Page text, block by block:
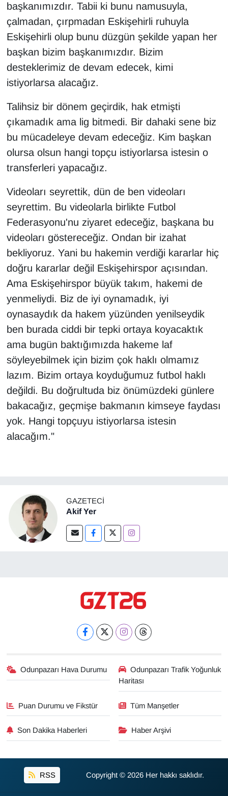
başkanımızdır. Tabii ki bunu namusuyla,
çalmadan, çırpmadan Eskişehirli ruhuyla
Eskişehirli olup bunu düzgün şekilde yapan her
başkan bizim başkanımızdır. Bizim
desteklerimiz de devam edecek, kimi
istiyorlarsa alacağız.
Talihsiz bir dönem geçirdik, hak etmişti
çıkamadık ama lig bitmedi. Bir dahaki sene biz
bu mücadeleye devam edeceğiz. Kim başkan
olursa olsun hangi topçu istiyorlarsa istesin o
transferleri yapacağız.
Videoları seyrettik, dün de ben videoları
seyrettim. Bu videolarla birlikte Futbol
Federasyonu'nu ziyaret edeceğiz, başkana bu
videoları göstereceğiz. Ondan bir izahat
bekliyoruz. Yani bu hakemin verdiği kararlar hiç
doğru kararlar değil Eskişehirspor açısından.
Ama Eskişehirspor büyük takım, hakemi de
yenmeliydi. Biz de iyi oynamadık, iyi
oynasaydık da hakem yüzünden yenilseydik
ben burada ciddi bir tepki ortaya koyacaktık
ama bugün baktığımızda hakeme laf
söyleyebilmek için bizim çok haklı olmamız
lazım. Bizim ortaya koyduğumuz futbol haklı
değildi. Bu doğrultuda biz önümüzdeki günlere
bakacağız, geçmişe bakmanın kimseye faydası
yok. Hangi topçuyu istiyorlarsa istesin
alacağım."
GAZETECI
Akif Yer
Odunpazarı Hava Durumu
Odunpazarı Trafik Yoğunluk
Haritası
Puan Durumu ve Fikstür Tüm Manşetler
Son Dakika Haberleri Haber Arşivi
RSS Copyright © 2026 Her hakkı saklıdır.